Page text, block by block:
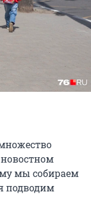
мы собираем
подводим